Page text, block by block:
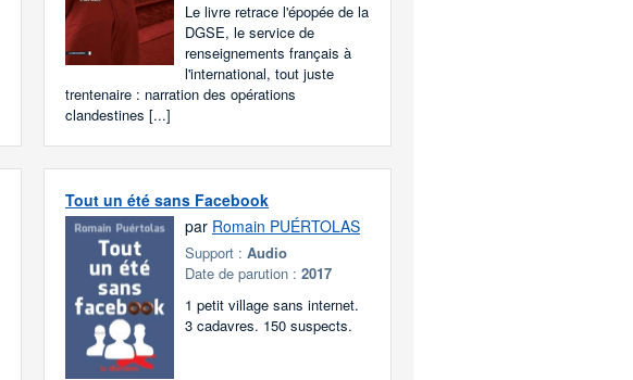
Le livre retrace l'épopée de la
DGSE, le service de
renseignements français à
l'international, tout juste
trentenaire : narration des opérations
clandestines [...]
Tout un été sans Facebook
par Romain PUÉRTOLAS
Support : Audio
Date de parution : 2017
1 petit village sans internet.
3 cadavres. 150 suspects.